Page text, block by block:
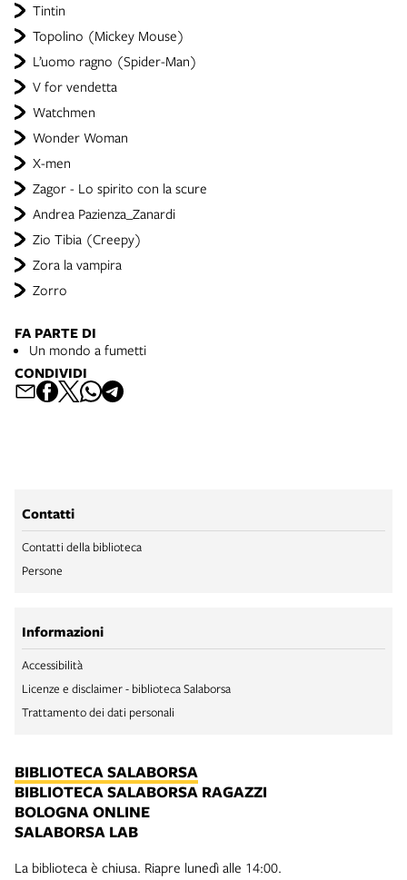
Tintin
Topolino (Mickey Mouse)
L’uomo ragno (Spider-Man)
V for vendetta
Watchmen
Wonder Woman
X-men
Zagor - Lo spirito con la scure
Andrea Pazienza_Zanardi
Zio Tibia (Creepy)
Zora la vampira
Zorro
FA PARTE DI
Un mondo a fumetti
CONDIVIDI
Contatti
Contatti della biblioteca
Persone
Informazioni
Accessibilità
Licenze e disclaimer - biblioteca Salaborsa
Trattamento dei dati personali
BIBLIOTECA SALABORSA
BIBLIOTECA SALABORSA RAGAZZI
BOLOGNA ONLINE
SALABORSA LAB
La biblioteca è chiusa. Riapre lunedì alle 14:00.